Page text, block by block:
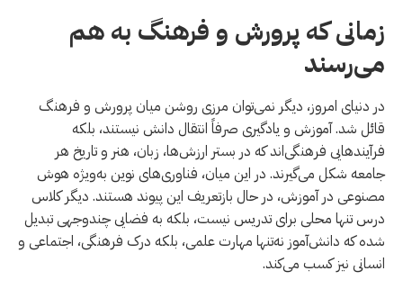
زمانی که پرورش و فرهنگ به هم
می‌رسند
در دنیای امروز، دیگر نمی‌توان مرزی روشن میان پرورش و فرهنگ
قائل شد. آموزش و یادگیری صرفاً انتقال دانش نیستند، بلکه
فرآیندهایی فرهنگی‌اند که در بستر ارزش‌ها، زبان، هنر و تاریخ هر
جامعه شکل می‌گیرند. در این میان، فناوری‌های نوین به‌ویژه هوش
مصنوعی در آموزش، در حال بازتعریف این پیوند هستند. دیگر کلاس
درس تنها محلی برای تدریس نیست، بلکه به فضایی چندوجهی تبدیل
شده که دانش‌آموز نه‌تنها مهارت علمی، بلکه درک فرهنگی، اجتماعی و
انسانی نیز کسب می‌کند.